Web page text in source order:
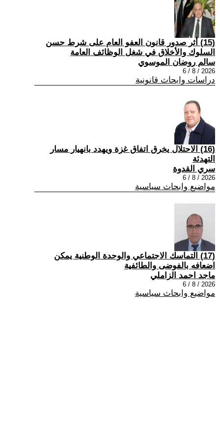
(15) أثر صدور قانون العفو العام على شرط حسن
السلوك والأخلاق في شغل الوظائف العامة
سالم روضان الموسوي
2026 / 8 / 6
دراسات وابحاث قانونية
(16) الاحتلال يخرق اتفاق غزة ويهدد بانهيار مسار
التهدئة
سري القدوة
2026 / 8 / 6
مواضيع وابحاث سياسية
(17) التماسك الاجتماعي والوحدة الوطنية يمكن
اضعافه بالفوضى والطائفية
ماجد احمد الزاملي
2026 / 8 / 6
مواضيع وابحاث سياسية